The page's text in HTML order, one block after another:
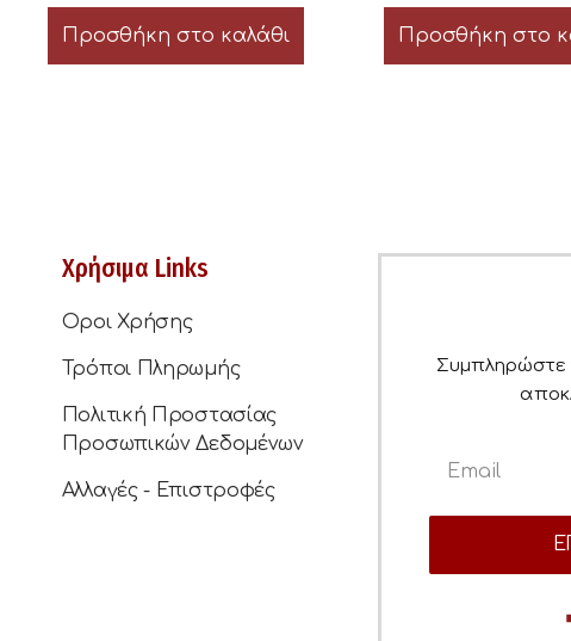
Προσθήκη στο καλάθι Προσθήκη στο
Χρήσιμα Links
Οροι Χρήσης
Τρόποι Πληρωμής
Πολιτική Προστασίας
Προσωπικών Δεδομένων
Αλλαγές - Επιστροφές
Συμπληρώστε